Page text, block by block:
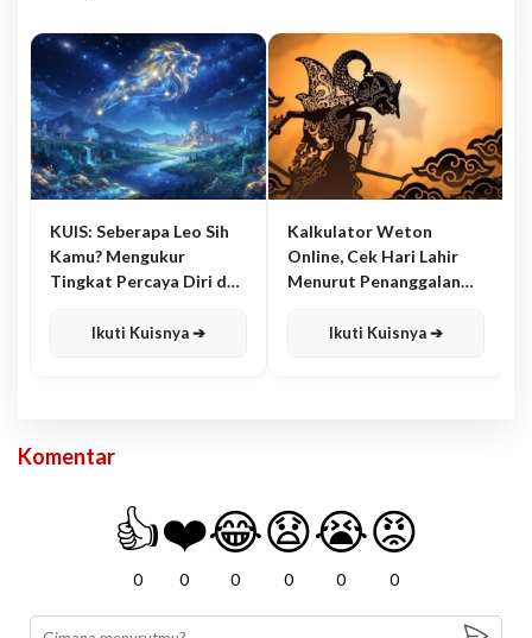
KUIS: Seberapa Leo Sih
Kamu? Mengukur
Tingkat Percaya Diri dan
Ikuti Kuisnya ➔
Kalkulator Weton
Online, Cek Hari Lahir
Menurut Penanggalan
Ikuti Kuisnya ➔
Komentar
👍
0
❤️
0
😂
0
😧
0
😭
0
😡
0